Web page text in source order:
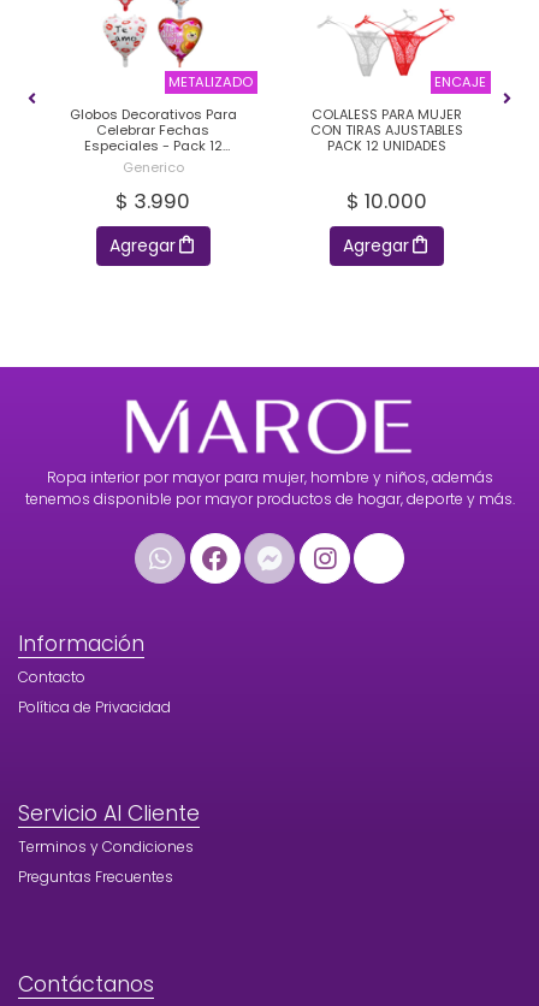
METALIZADO
Globos Decorativos Para
Celebrar Fechas
Especiales - Pack 12
Unidades
Generico
$ 3.990
Agregar
ENCAJE
COLALESS PARA MUJER
CON TIRAS AJUSTABLES
PACK 12 UNIDADES
$ 10.000
Agregar
Ropa interior por mayor para mujer, hombre y niños, además
tenemos disponible por mayor productos de hogar, deporte y más.
Información
Contacto
Política de Privacidad
Servicio Al Cliente
Terminos y Condiciones
Preguntas Frecuentes
Contáctanos